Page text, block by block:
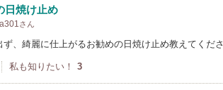
日焼け止め
さん
ず、綺麗に仕上がるお勧めの日焼け止め教えてくださ
私も知りたい！ 3